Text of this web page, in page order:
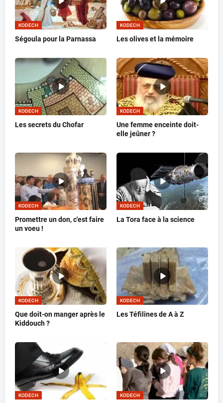
KODECH
Ségoula pour la Parnassa
KODECH
Les olives et la mémoire
KODECH
Les secrets du Chofar
KODECH
Une femme enceinte doit-
elle jeûner ?
KODECH
Promettre un don, c'est faire
un voeu !
KODECH
La Tora face à la science
KODECH
Que doit-on manger après le
Kiddouch ?
KODECH
Les Téfilines de A à Z
KODECH KODECH